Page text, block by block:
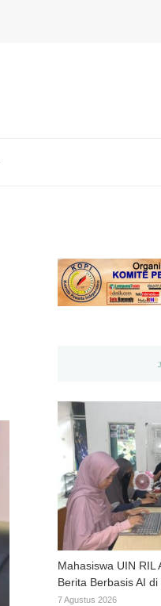
Mahasiswa UIN RIL
Berita Berbasis AI
7 Agustus 2026